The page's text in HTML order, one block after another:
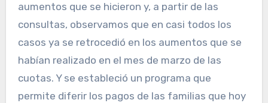
aumentos que se hicieron y, a partir de las
consultas, observamos que en casi todos los
casos ya se retrocedió en los aumentos que se
habían realizado en el mes de marzo de las
cuotas. Y se estableció un programa que
permite diferir los pagos de las familias que hoy